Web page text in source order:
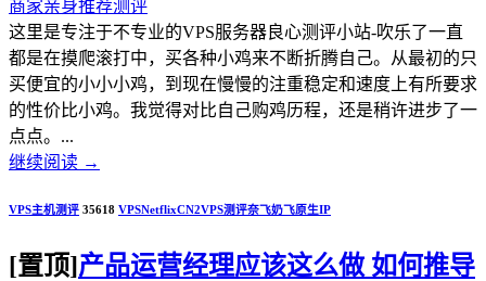
这里是专注于不专业的VPS服务器良心测评小站-吹乐了一直
都是在摸爬滚打中，买各种小鸡来不断折腾自己。从最初的只
买便宜的小小小鸡，到现在慢慢的注重稳定和速度上有所要求
的性价比小鸡。我觉得对比自己购鸡历程，还是稍许进步了一
点点。...
继续阅读 →
VPS主机测评 35618 VPSNetflixCN2VPS测评奈飞奶飞原生IP
[置顶]产品运营经理应该这么做 如何推导